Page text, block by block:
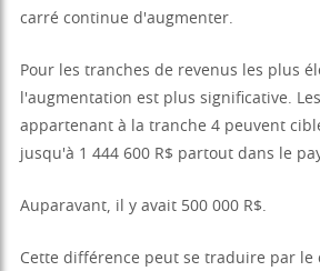
carré continue d'augmenter.
Pour les tranches de revenus les plus
l'augmentation est plus significative.
appartenant à la tranche 4 peuvent
jusqu'à 1 444 600 R$ partout dans le
Auparavant, il y avait 500 000 R$.
Cette différence peut se traduire par le